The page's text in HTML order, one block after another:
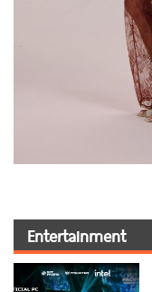
Entertainment